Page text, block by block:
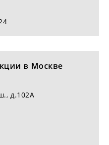
в Москве
д.102А